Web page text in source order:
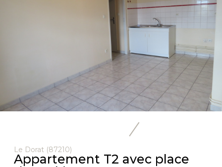
Le Dorat (87210)
Appartement T2 avec place